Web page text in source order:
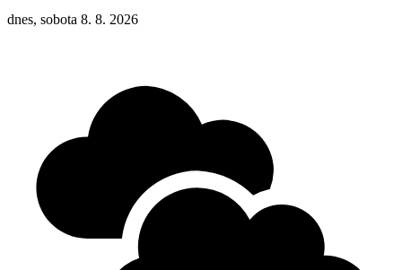
dnes, sobota 8. 8. 2026